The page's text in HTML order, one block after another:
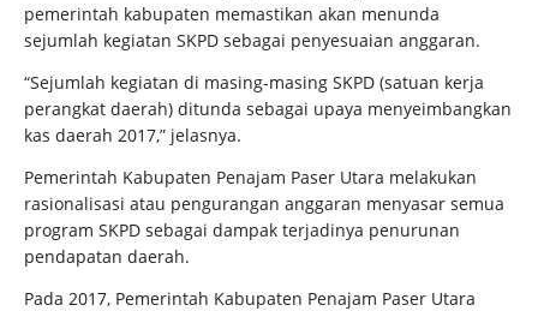
pemerintah kabupaten memastikan akan menunda
sejumlah kegiatan SKPD sebagai penyesuaian anggaran.
“Sejumlah kegiatan di masing-masing SKPD (satuan kerja
perangkat daerah) ditunda sebagai upaya menyeimbangkan
kas daerah 2017,” jelasnya.
Pemerintah Kabupaten Penajam Paser Utara melakukan
rasionalisasi atau pengurangan anggaran menyasar semua
program SKPD sebagai dampak terjadinya penurunan
pendapatan daerah.
Pada 2017, Pemerintah Kabupaten Penajam Paser Utara